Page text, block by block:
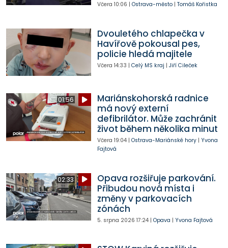
Včera 10:06 | Ostrava-město| Tomáš Kořistka
Dvouletého chlapečka v
Havířově pokousal pes,
policie hledá majitele
Včera 14:33 | Celý MS kraj | Jiří Cileček
01:56
Mariánskohorská radnice
má nový externí
defibrilátor. Může zachránit
život během několika minut
Včera 19:04| Ostrava-Mariánské hory| Yvona
Fajtová
02:33
Opava rozšiřuje parkování.
Přibudou nová místa i
změny v parkovacích
zónách
5. srpna 2026 17:24| Opava | Yvona Fajtová